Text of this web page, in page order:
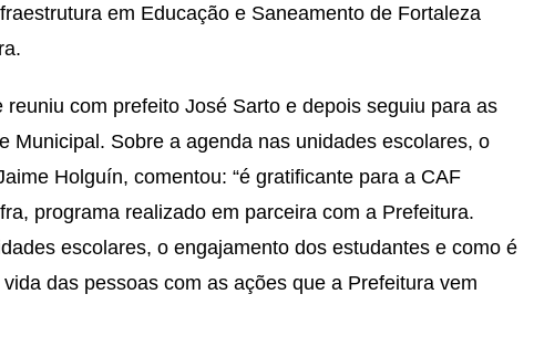
em Educação e Saneamento de Fortaleza
com prefeito José Sarto e depois seguiu para as
Municipal. Sobre a agenda nas unidades escolares, o
Holguín, comentou: “é gratificante para a CAF
programa realizado em parceira com a Prefeitura.
escolares, o engajamento dos estudantes e como é
das pessoas com as ações que a Prefeitura vem